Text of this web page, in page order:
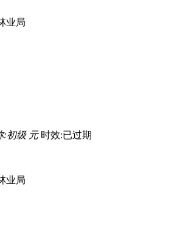
业局
:初级 元时效:已过期
业局